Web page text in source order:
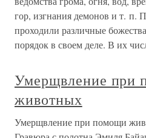
гор, изгнания демонов и т. п.
проходили различные
порядок в своем деле. В их
Умерщвление при
животных
Умерщвление при помощи